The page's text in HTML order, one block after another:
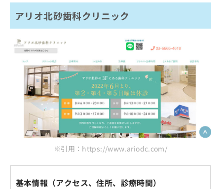
アリオ北砂歯科クリニック
※引用：https://www.ariodc.com/
基本情報（アクセス、住所、診療時間）